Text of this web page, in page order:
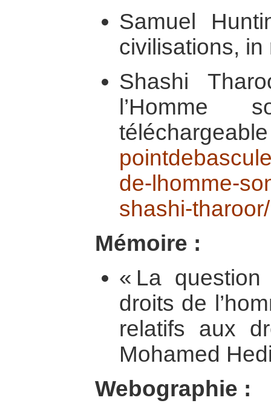
Samuel
civilisations, in
Shashi
l’Homme
de-lhomme-
shashi-tharoor/
Mémoire :
« La question
droits de
relatifs aux
Mohamed
Webographie :